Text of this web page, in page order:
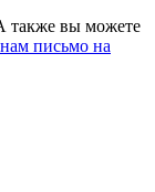
также вы можете
письмо на